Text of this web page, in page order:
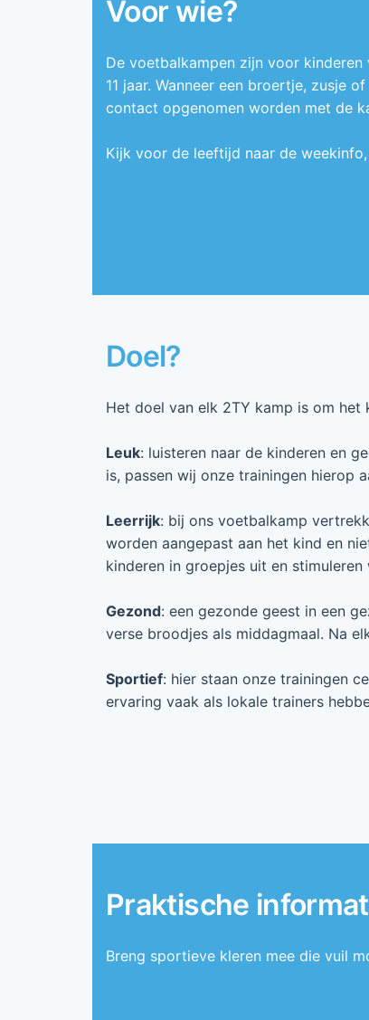
Voor wie?
De voetbalkampen zijn voor
11 jaar. Wanneer een broertje, zusje
contact opgenomen worden met de
Kijk voor de leeftijd naar de
Doel?
Het doel van elk 2TY kamp is om
Leuk: luisteren naar de kinderen en
is, passen wij onze trainingen hierop
Leerrijk: bij ons voetbalkamp
worden aangepast aan het kind en
kinderen in groepjes uit en stimuleren
Gezond: een gezonde geest in een
verse broodjes als middagmaal. Na
Sportief: hier staan onze trainingen
ervaring vaak als lokale trainers
Praktische
Breng sportieve kleren mee die vuil